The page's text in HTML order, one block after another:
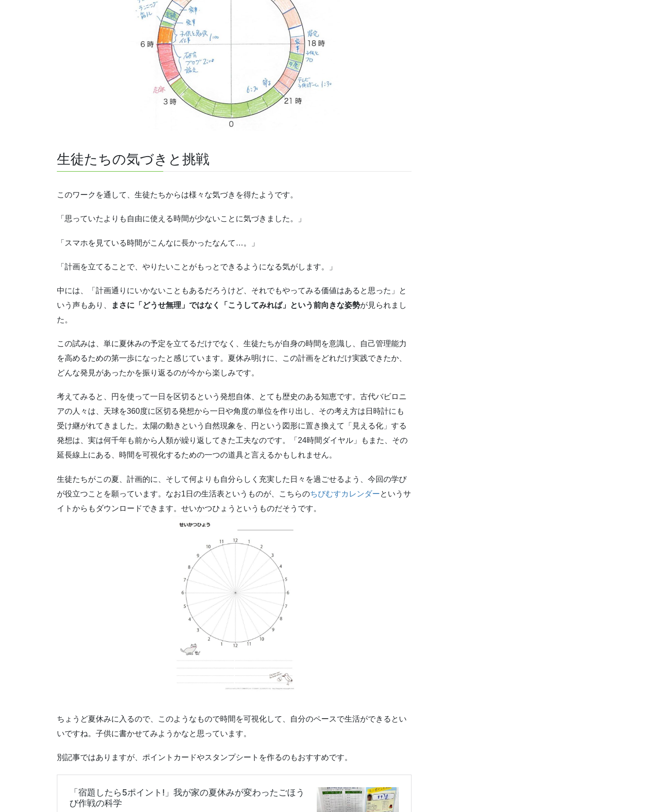
生徒たちの気づきと挑戦
このワークを通して、生徒たちからは様々な気づきを得たようです。
「思っていたよりも自由に使える時間が少ないことに気づきました。」
「スマホを見ている時間がこんなに長かったなんて…。」
「計画を立てることで、やりたいことがもっとできるようになる気がします。」
中には、「計画通りにいかないこともあるだろうけど、それでもやってみる価値はあると思った」と
いう声もあり、
まさに「どうせ無理」ではなく「こうしてみれば」という前向きな姿勢が見られまし
た。
この試みは、単に夏休みの予定を立てるだけでなく、生徒たちが自身の時間を意識し、自己管理能力
を高めるための第一歩になったと感じています。夏休み明けに、この計画をどれだけ実践できたか、
どんな発見があったかを振り返るのが今から楽しみです。
考えてみると、円を使って一日を区切るという発想自体、とても歴史のある知恵です。古代バビロニ
アの人々は、天球を360度に区切る発想から一日や角度の単位を作り出し、その考え方は日時計にも
受け継がれてきました。太陽の動きという自然現象を、円という図形に置き換えて「見える化」する
発想は、実は何千年も前から人類が繰り返してきた工夫なのです。「24時間ダイヤル」もまた、その
延長線上にある、時間を可視化するための一つの道具と言えるかもしれません。
生徒たちがこの夏、計画的に、そして何よりも自分らしく充実した日々を過ごせるよう、今回の学び
が役立つことを願っています。なお1日の生活表というものが、こちらのちびむすカレンダーというサ
イトからもダウンロードできます。せいかつひょうというものだそうです。
ちょうど夏休みに入るので、このようなもので時間を可視化して、自分のペースで生活ができるとい
いですね。子供に書かせてみようかなと思っています。
別記事ではありますが、ポイントカードやスタンプシートを作るのもおすすめです。